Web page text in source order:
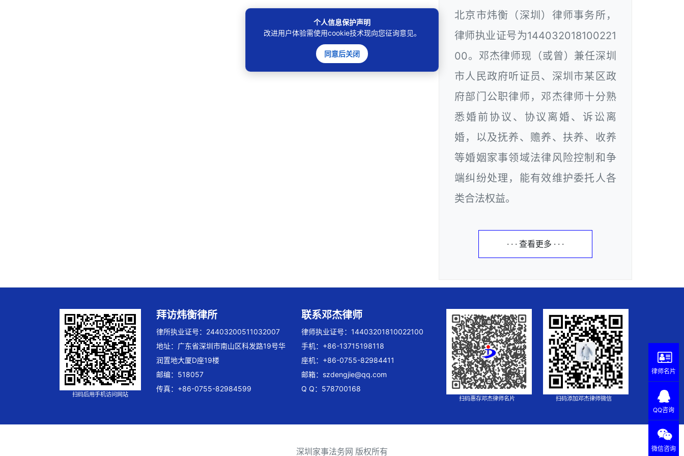
北京市炜衡（深圳）律师事务所，
律师执业证号为144032018100221
00。邓杰律师现（或曾）兼任深圳
市人民政府听证员、深圳市某区政
府部门公职律师，邓杰律师十分熟
悉婚前协议、协议离婚、诉讼离
婚，以及抚养、赡养、扶养、收养
等婚姻家事领域法律风险控制和争
端纠纷处理，能有效维护委托人各
类合法权益。
· · · 查看更多 · · ·
扫码后用手机访问网站
拜访炜衡律所
律所执业证号：24403200511032007
地址：广东省深圳市南山区科发路19号华
润置地大厦D座19楼
邮编：518057
传真：+86-0755-82984599
联系邓杰律师
律师执业证号：14403201810022100
手机：+86-13715198118
座机：+86-0755-82984411
邮箱： szdengjie@qq.com
Q Q：578700168
扫码惠存邓杰律师名片 扫码添加邓杰律师微信
深圳家事法务网 版权所有
个人信息保护声明
改进用户体验需使用cookie技术现向您征询意见。
同意后关闭
律师名片
QQ咨询
微信咨询